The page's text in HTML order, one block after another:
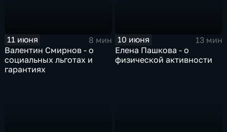
11 июня
8 мин
Валентин Смирнов - о
социальных льготах и
гарантиях
10 июня
13 мин
Елена Пашкова - о
физической активности